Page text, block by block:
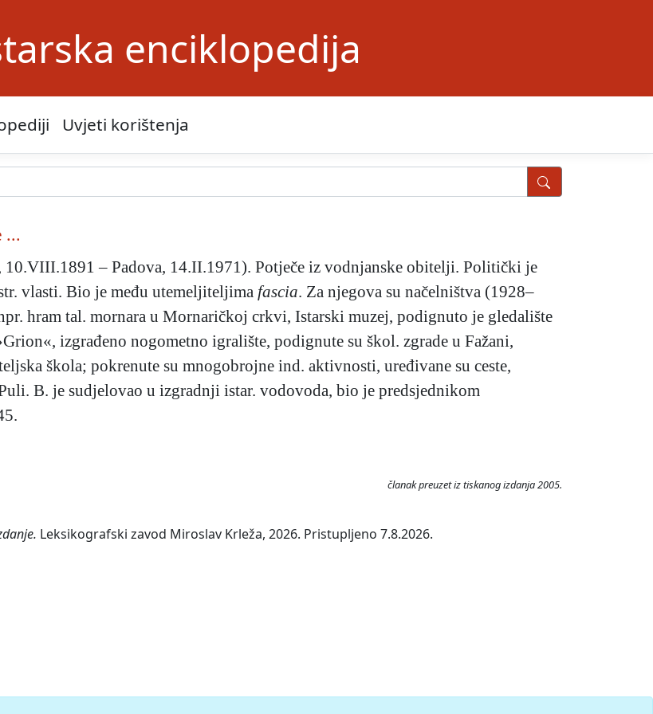
enciklopedija
Uvjeti korištenja
...
– Padova, 14.II.1971). Potječe iz vodnjanske obitelji. Politički je
vlasti. Bio je među utemeljiteljima fascia. Za njegova su načelništva (1928–
hram tal. mornara u Mornaričkoj crkvi, Istarski muzej, podignuto je gledalište
izgrađeno nogometno igralište, podignute su škol. zgrade u Fažani,
škola; pokrenute su mnogobrojne ind. aktivnosti, uređivane su ceste,
B. je sudjelovao u izgradnji istar. vodovoda, bio je predsjednikom
članak preuzet iz tiskanog izdanja 2005.
Leksikografski zavod Miroslav Krleža, 2026. Pristupljeno 7.8.2026.